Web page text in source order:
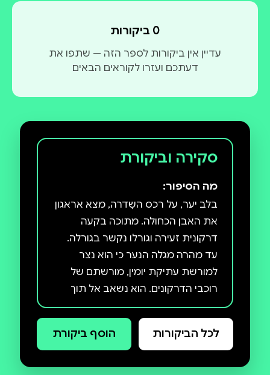
0 ביקורות
עדיין אין ביקורות לספר הזה — שתפו את
דעתכם ועזרו לקוראים הבאים
סקירה וביקורת
מה הסיפור:
בלב יער, על רכס השִדרה, מצא אראגון
את האבן הכחולה. מתוכה בקעה
דרקונית זעירה וגורלו נקשר בגורלה.
עד מהרה מגלה הנער כי הוא נצר
למורשת עתיקת יומין, מורשתם של
רוכבי הדרקונים. הוא נשאב אל תוך
עולם חדש, הפכפך ומלא עוצמה, אל
תוככי קיסרות אלאגייזיה שבה שולט
גאלבטוריקס הרשע. על גבה של
לכל הביקורות הוסף ביקורת